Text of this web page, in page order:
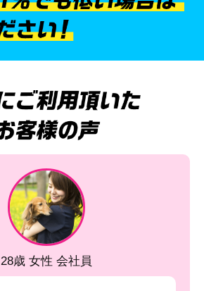
28歳 女性 会社員